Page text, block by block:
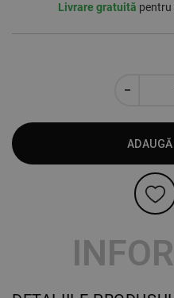
Livrare gratuită pentru